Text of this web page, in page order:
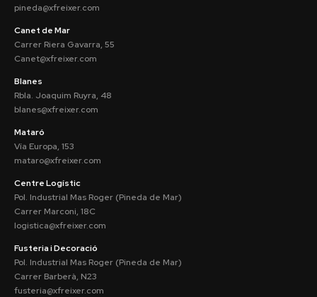
pineda@xfreixer.com
Canet de Mar
Carrer Riera Gavarra, 55
Canet@xfreixer.com
Blanes
Rbla. Joaquim Ruyra, 48
blanes@xfreixer.com
Mataró
Vía Europa, 153
mataro@xfreixer.com
Centre Logístic
Pol. Industrial Mas Roger (Pineda de Mar)
Carrer Marconi, 18C
logistica@xfreixer.com
Fusteria i Decoració
Pol. Industrial Mas Roger (Pineda de Mar)
Carrer Barberà, N23
fusteria@xfreixer.com